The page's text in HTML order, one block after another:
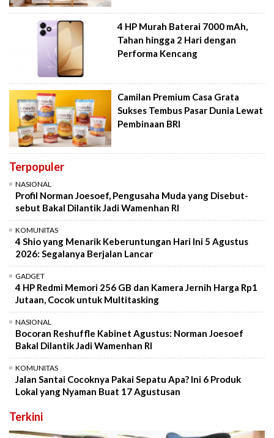
4 HP Murah Baterai 7000 mAh,
Tahan hingga 2 Hari dengan
Performa Kencang
Camilan Premium Casa Grata
Sukses Tembus Pasar Dunia Lewat
Pembinaan BRI
Terpopuler
NASIONAL
Profil Norman Joesoef, Pengusaha Muda yang Disebut-
sebut Bakal Dilantik Jadi Wamenhan RI
KOMUNITAS
4 Shio yang Menarik Keberuntungan Hari Ini 5 Agustus
2026: Segalanya Berjalan Lancar
GADGET
4 HP Redmi Memori 256 GB dan Kamera Jernih Harga Rp1
Jutaan, Cocok untuk Multitasking
NASIONAL
Bocoran Reshuffle Kabinet Agustus: Norman Joesoef
Bakal Dilantik Jadi Wamenhan RI
KOMUNITAS
Jalan Santai Cocoknya Pakai Sepatu Apa? Ini 6 Produk
Lokal yang Nyaman Buat 17 Agustusan
Terkini